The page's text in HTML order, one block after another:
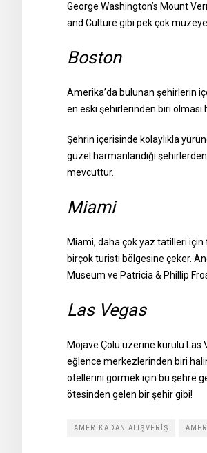
George Washington’s Mount
and Culture gibi pek çok
Boston
Amerika’da bulunan şehirlerin
en eski şehirlerinden biri olması
Şehrin içerisinde kolaylıkla
güzel harmanlandığı
mevcuttur.
Miami
Miami, daha çok yaz tatilleri için
birçok turisti bölgesine çeker.
Museum ve Patricia & Phillip
Las Vegas
Mojave Çölü üzerine kurulu
eğlence merkezlerinden biri
otellerini görmek için bu şehre
ötesinden gelen bir şehir gibi!
AMERIKADAN ALIŞVERIŞ